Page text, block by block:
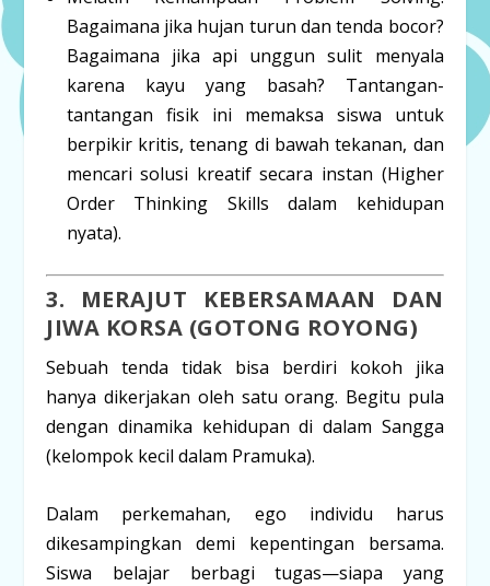
Bagaimana jika hujan turun dan tenda bocor?
Bagaimana jika api unggun sulit menyala
karena kayu yang basah? Tantangan-
tantangan fisik ini memaksa siswa untuk
berpikir kritis, tenang di bawah tekanan, dan
mencari solusi kreatif secara instan (Higher
Order Thinking Skills dalam kehidupan
nyata).
3. MERAJUT KEBERSAMAAN DAN
JIWA KORSA (GOTONG ROYONG)
Sebuah tenda tidak bisa berdiri kokoh jika
hanya dikerjakan oleh satu orang. Begitu pula
dengan dinamika kehidupan di dalam Sangga
(kelompok kecil dalam Pramuka).
Dalam perkemahan, ego individu harus
dikesampingkan demi kepentingan bersama.
Siswa belajar berbagi tugas—siapa yang